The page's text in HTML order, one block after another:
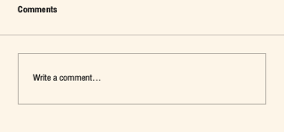
เมื่อ Self-concept ถูกเติมเต็ม Fashion อาจ
จะไม่ใช่คำตอบ
Comments
Write a comment...